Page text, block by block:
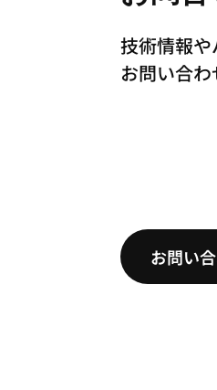
技術情報
お問い合わ
お問い